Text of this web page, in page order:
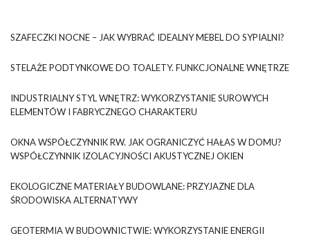
SZAFECZKI NOCNE – JAK WYBRAĆ IDEALNY MEBEL DO SYPIALNI?
STELAŻE PODTYNKOWE DO TOALETY. FUNKCJONALNE WNĘTRZE
INDUSTRIALNY STYL WNĘTRZ: WYKORZYSTANIE SUROWYCH
ELEMENTÓW I FABRYCZNEGO CHARAKTERU
OKNA WSPÓŁCZYNNIK RW. JAK OGRANICZYĆ HAŁAS W DOMU?
WSPÓŁCZYNNIK IZOLACYJNOŚCI AKUSTYCZNEJ OKIEN
EKOLOGICZNE MATERIAŁY BUDOWLANE: PRZYJAZNE DLA
ŚRODOWISKA ALTERNATYWY
GEOTERMIA W BUDOWNICTWIE: WYKORZYSTANIE ENERGII